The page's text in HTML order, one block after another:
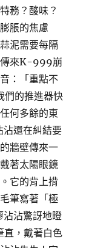
務？酸味？
脹的焦慮
泥需要每隔
傳來K-999崩
：「重點不
的推進器快
何多餘的東
還在糾結要
牆壁傳來一
著太陽眼鏡
它的背上揹
筆寫著「極
沾驚訝地瞪
，戴著白色